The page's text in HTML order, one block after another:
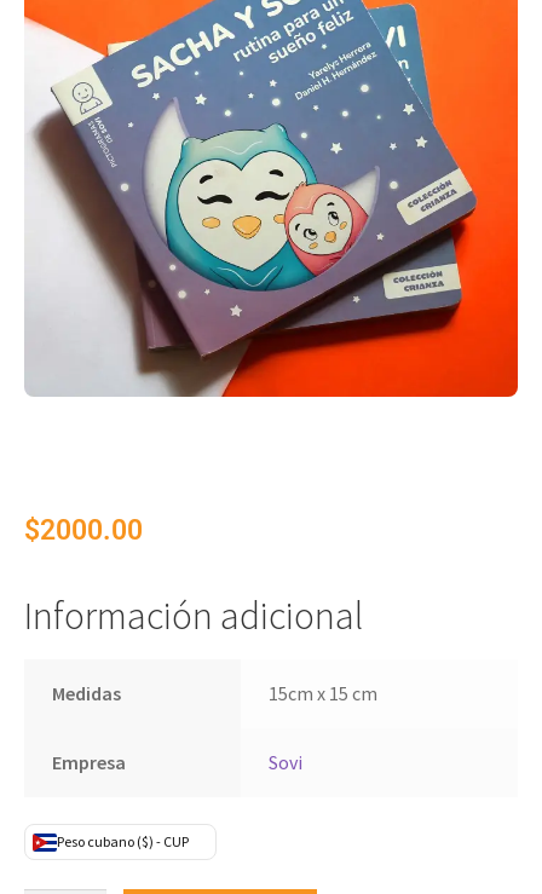
$2000.00
Información adicional
Medidas 15cm x 15 cm
Empresa Sovi
Peso cubano ($) - CUP